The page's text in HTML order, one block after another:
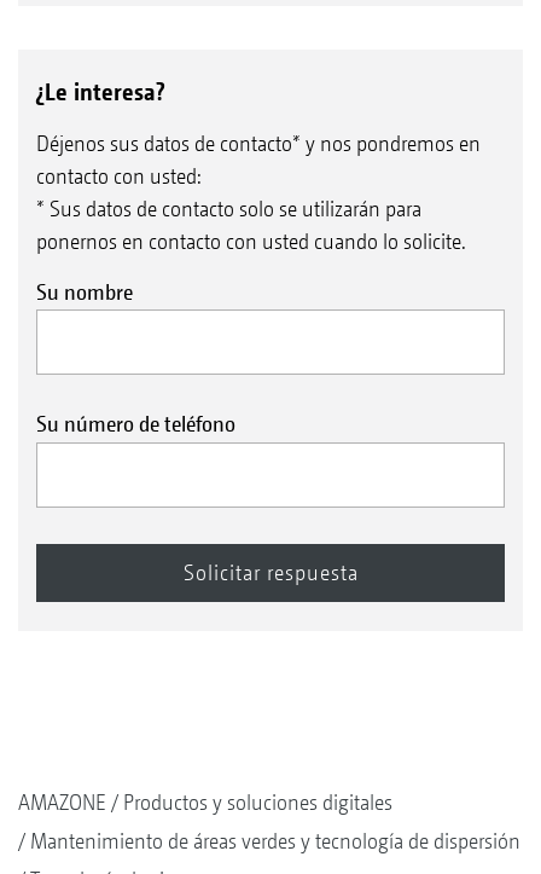
¿Le interesa?
Déjenos sus datos de contacto* y nos pondremos en
contacto con usted:
* Sus datos de contacto solo se utilizarán para
ponernos en contacto con usted cuando lo solicite.
Su nombre
Su número de teléfono
AMAZONE
Productos y soluciones digitales
Mantenimiento de áreas verdes y tecnología de dispersión